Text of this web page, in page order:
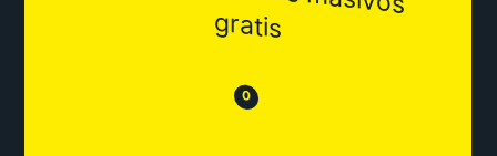
gratis
😒 0 😂